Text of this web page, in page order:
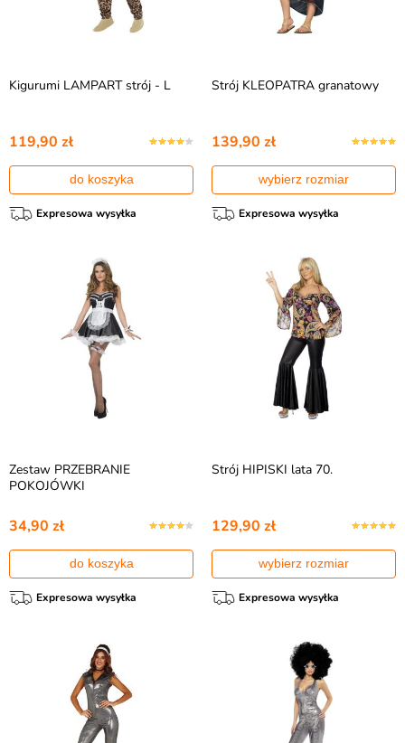
Kigurumi LAMPART strój - L
119,90 zł
do koszyka
Expresowa wysyłka
Strój KLEOPATRA granatowy
139,90 zł
wybierz rozmiar
Expresowa wysyłka
Zestaw PRZEBRANIE
POKOJÓWKI
34,90 zł
do koszyka
Expresowa wysyłka
Strój HIPISKI lata 70.
129,90 zł
wybierz rozmiar
Expresowa wysyłka